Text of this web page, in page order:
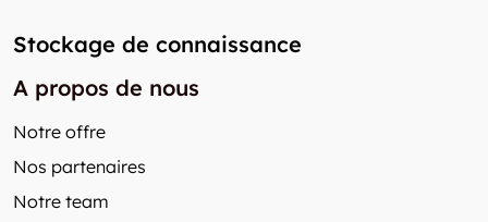
Stockage de connaissance
A propos de nous
Notre offre
Nos partenaires
Notre team